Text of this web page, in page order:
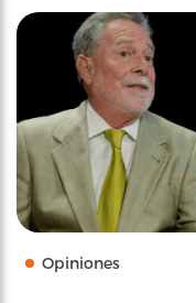
Opiniones